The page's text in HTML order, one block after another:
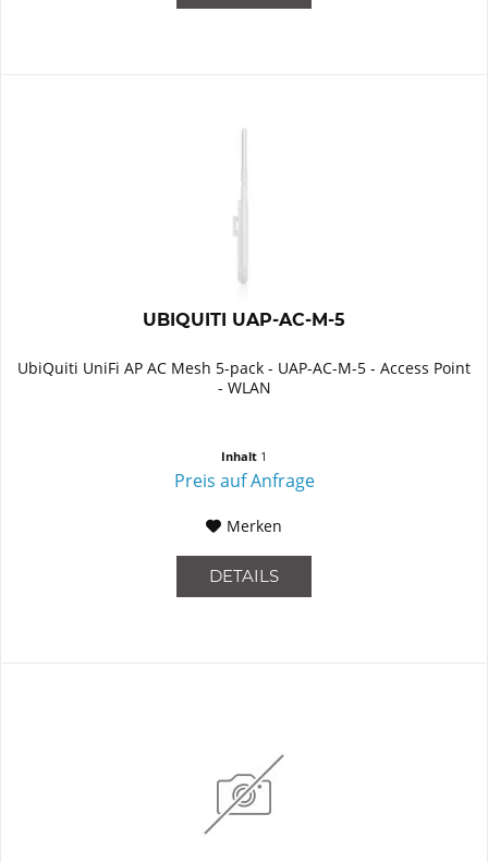
UBIQUITI UAP-AC-M-5
UbiQuiti UniFi AP AC Mesh 5-pack - UAP-AC-M-5 - Access Point
- WLAN
Inhalt 1
Preis auf Anfrage
Merken
DETAILS